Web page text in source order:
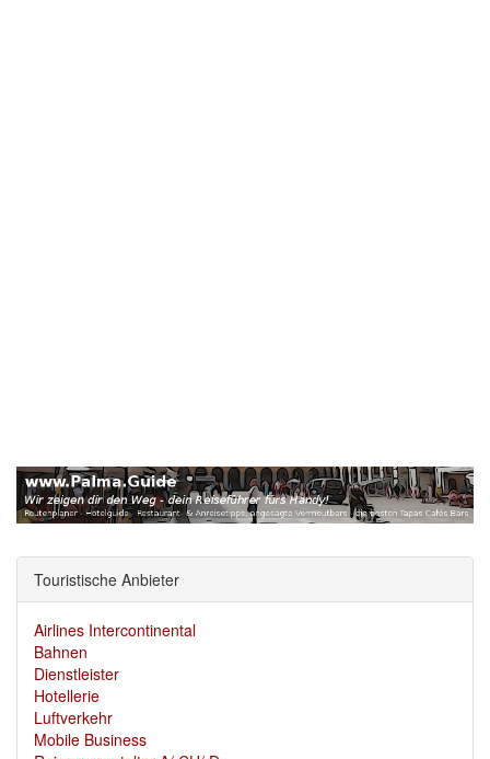
Touristische Anbieter
Airlines Intercontinental
Bahnen
Dienstleister
Hotellerie
Luftverkehr
Mobile Business